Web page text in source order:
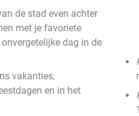
de stad even achter
met je favoriete
dag in de
vakanties,
en in het